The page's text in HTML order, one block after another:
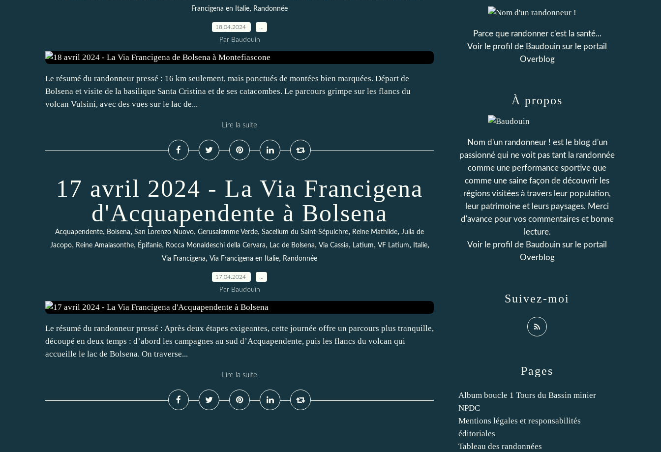
Francigena en Italie, Randonnée
18.04.2024
Par Baudouin
Le résumé du randonneur pressé : 16 km seulement, mais ponctués de montées bien marquées. Départ de
Bolsena et visite de la basilique Santa Cristina et de ses catacombes. Le parcours grimpe sur les flancs du
volcan Vulsini, avec des vues sur le lac de...
Lire la suite
17 avril 2024 - La Via Francigena
d'Acquapendente à Bolsena
Acquapendente, Bolsena, San Lorenzo Nuovo, Gerusalemme Verde, Sacellum du Saint-Sépulchre, Reine Mathilde, Julia de
Jacopo, Reine Amalasonthe, Épifanie, Rocca Monaldeschi della Cervara, Lac de Bolsena, Via Cassia, Latium, VF Latium, Italie,
Via Francigena, Via Francigena en Italie, Randonnée
17.04.2024
Par Baudouin
Le résumé du randonneur pressé : Après deux étapes exigeantes, cette journée offre un parcours plus tranquille,
découpé en deux temps : d’abord les campagnes au sud d’Acquapendente, puis les flancs du volcan qui
accueille le lac de Bolsena. On traverse...
Lire la suite Pages
Album boucle 1 Tours du Bassin minier
NPDC
Mentions légales et responsabilités
éditoriales
Tableau des randonnées
Parce que randonner c'est la santé...
Voir le profil de Baudouin sur le portail
Overblog
Suivez-moi
À propos
Nom d'un randonneur ! est le blog d'un
passionné qui ne voit pas tant la randonnée
comme une performance sportive que
comme une saine façon de découvrir les
régions visitées à travers leur population,
leur patrimoine et leurs paysages. Merci
d'avance pour vos commentaires et bonne
lecture.
Voir le profil de Baudouin sur le portail
Overblog